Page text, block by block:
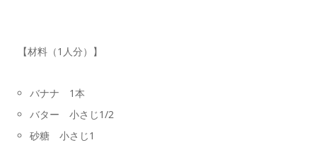
【材料（1人分）】
バナナ 1本
バター 小さじ1/2
砂糖 小さじ1